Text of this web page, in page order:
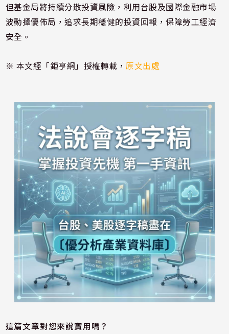
但基金局將持續分散投資風險，利用台股及國際金融市場
波動擇優佈局，追求長期穩健的投資回報，保障勞工經濟
安全。
※ 本文經「鉅亨網」授權轉載，原文出處
這篇文章對您來說實用嗎？